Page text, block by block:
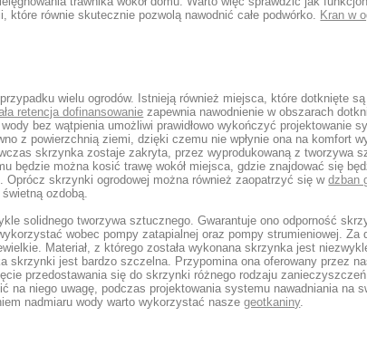
równie skutecznie pozwolą nawodnić całe podwórko. Kran w
wielu ogrodów. Istnieją również miejsca, które dotknięte
retencja dofinansowanie zapewnia nawodnienie w obszarach
bez wątpienia umożliwi prawidłowo wykończyć projektowanie
z powierzchnią ziemi, dzięki czemu nie wpłynie ona na komfort
skrzynka zostaje zakryta, przez wyprodukowaną z tworzywa
będzie można kosić trawę wokół miejsca, gdzie znajdować się
Oprócz skrzynki ogrodowej można również zaopatrzyć się wdzban
ozdobą.
solidnego tworzywa sztucznego. Gwarantuje ono odporność
wobec pompy zatapialnej oraz pompy strumieniowej. Za
Materiał, z którego została wykonana skrzynka jest
skrzynki jest bardzo szczelna. Przypomina ona oferowany przez
przedostawania się do skrzynki różnego rodzaju zanieczyszczeń
na niego uwagę, podczas projektowania systemu nawadniania na
nadmiaru wody warto wykorzystać naszegeotkaniny.